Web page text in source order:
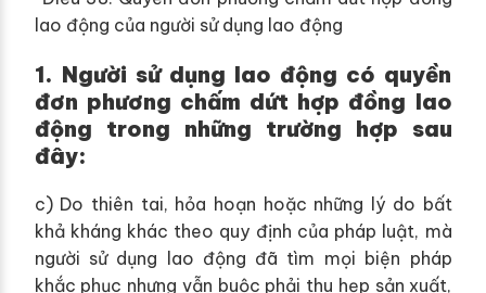
lao động của người sử dụng lao động
1. Người sử dụng lao động có quyền
đơn phương chấm dứt hợp đồng lao
động trong những trường hợp sau
đây:
c) Do thiên tai, hỏa hoạn hoặc những lý do bất
khả kháng khác theo quy định của pháp luật, mà
người sử dụng lao động đã tìm mọi biện pháp
khắc phục nhưng vẫn buộc phải thu hẹp sản xuất,